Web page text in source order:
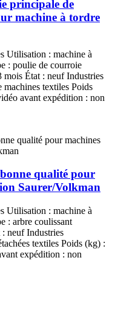
principale de
machine à tordre
Utilisation : machine à
: poulie de courroie
mois État : neuf Industries
machines textiles Poids
avant expédition : non
qualité pour
Saurer/Volkman
Utilisation : machine à
: arbre coulissant
neuf Industries
textiles Poids (kg) :
expédition : non